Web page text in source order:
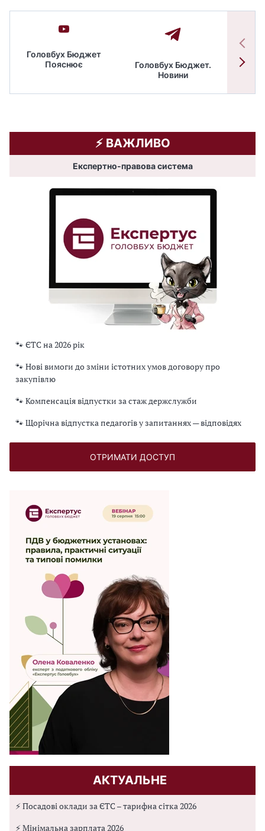
Головбух Бюджет
Пояснює
Головбух Бюджет.
Новини
⚡️ ВАЖЛИВО
Експертно-правова система
🐾 ЄТС на 2026 рік
🐾 Нові вимоги до зміни істотних умов договору про
закупівлю
🐾 Компенсація відпустки за стаж держслужби
🐾 Щорічна відпустка педагогів у запитаннях — відповідях
ОТРИМАТИ ДОСТУП
АКТУАЛЬНЕ
⚡ Посадові оклади за ЄТС – тарифна сітка 2026
⚡ Мінімальна зарплата 2026